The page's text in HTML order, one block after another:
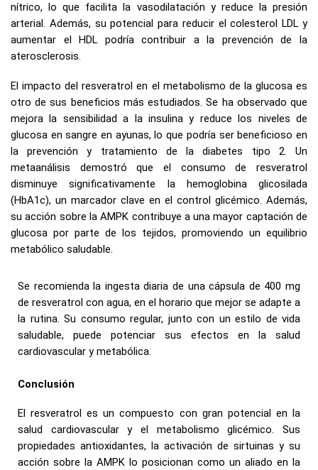
nítrico, lo que facilita la vasodilatación y reduce la presión
arterial. Además, su potencial para reducir el colesterol LDL y
aumentar el HDL podría contribuir a la prevención de la
aterosclerosis.
El impacto del resveratrol en el metabolismo de la glucosa es
otro de sus beneficios más estudiados. Se ha observado que
mejora la sensibilidad a la insulina y reduce los niveles de
glucosa en sangre en ayunas, lo que podría ser beneficioso en
la prevención y tratamiento de la diabetes tipo 2. Un
metaanálisis demostró que el consumo de resveratrol
disminuye significativamente la hemoglobina glicosilada
(HbA1c), un marcador clave en el control glicémico. Además,
su acción sobre la AMPK contribuye a una mayor captación de
glucosa por parte de los tejidos, promoviendo un equilibrio
metabólico saludable.
Se recomienda la ingesta diaria de una cápsula de 400 mg
de resveratrol con agua, en el horario que mejor se adapte a
la rutina. Su consumo regular, junto con un estilo de vida
saludable, puede potenciar sus efectos en la salud
cardiovascular y metabólica.
Conclusión
El resveratrol es un compuesto con gran potencial en la
salud cardiovascular y el metabolismo glicémico. Sus
propiedades antioxidantes, la activación de sirtuinas y su
acción sobre la AMPK lo posicionan como un aliado en la